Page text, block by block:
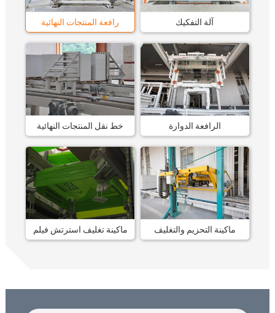
آلة التفكيك رافعة المنتجات النهائية
الرافعة الدوارة خط نقل المنتجات النهائية
ماكينة التحزيم والتغليف ماكينة تغليف استرتش فيلم